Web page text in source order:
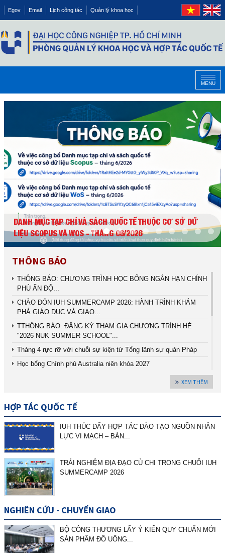
Egov Email Lịch công tác Quản lý khoa học
MENU
DANH MỤC TẠP CHÍ VÀ SÁCH QUỐC TẾ THUỘC CƠ SỞ DỮ
LIỆU SCOPUS VÀ WOS - THÁNG 06/2026
THÔNG BÁO
THÔNG BÁO: CHƯƠNG TRÌNH HỌC BỔNG NGẮN HẠN CHÍNH
PHỦ ẤN ĐỘ...
CHÀO ĐÓN IUH SUMMERCAMP 2026: HÀNH TRÌNH KHÁM
PHÁ GIÁO DỤC VÀ GIAO...
TTHÔNG BÁO: ĐĂNG KÝ THAM GIA CHƯƠNG TRÌNH HÈ
"2026 NUK SUMMER SCHOOL"...
Tháng 4 rực rỡ với chuỗi sự kiện từ Tổng lãnh sự quán Pháp
Học bổng Chính phủ Australia niên khóa 2027
Học bổng Women in STEM 2026 – Cơ hội toàn phần du học
Thạc sĩ...
Học bổng Ca' Foscari University of Venice – Cơ hội du học Ý
dành...
THÔNG BÁO ĐĂNG KÝ CHƯƠNG TRÌNH FSci International
Internship Program...
GIA HẠN THỜI GIAN ĐĂNG KÝ CUỘC THI KHỞI NGHIỆP
INNOGREENLIFE...
XEM THÊM
HỢP TÁC QUỐC TẾ
IUH THÚC ĐẨY HỢP TÁC ĐÀO TẠO NGUỒN NHÂN
LỰC VI MẠCH – BÁN...
TRẢI NGHIỆM ĐỊA ĐẠO CỦ CHI TRONG CHUỖI IUH
SUMMERCAMP 2026
NGHIÊN CỨU - CHUYỂN GIAO
BỘ CÔNG THƯƠNG LẤY Ý KIẾN QUY CHUẨN MỚI
SẢN PHẨM ĐỒ UỐNG...